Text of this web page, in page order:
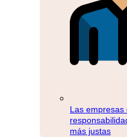
Las empresas
más justas